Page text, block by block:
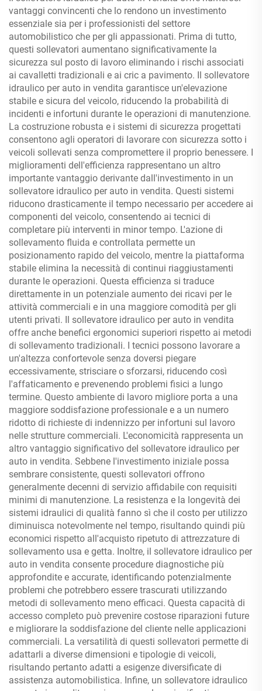
vantaggi convincenti che lo rendono un investimento
essenziale sia per i professionisti del settore
automobilistico che per gli appassionati. Prima di tutto,
questi sollevatori aumentano significativamente la
sicurezza sul posto di lavoro eliminando i rischi associati
ai cavalletti tradizionali e ai cric a pavimento. Il sollevatore
idraulico per auto in vendita garantisce un'elevazione
stabile e sicura del veicolo, riducendo la probabilità di
incidenti e infortuni durante le operazioni di manutenzione.
La costruzione robusta e i sistemi di sicurezza progettati
consentono agli operatori di lavorare con sicurezza sotto i
veicoli sollevati senza compromettere il proprio benessere. I
miglioramenti dell'efficienza rappresentano un altro
importante vantaggio derivante dall'investimento in un
sollevatore idraulico per auto in vendita. Questi sistemi
riducono drasticamente il tempo necessario per accedere ai
componenti del veicolo, consentendo ai tecnici di
completare più interventi in minor tempo. L'azione di
sollevamento fluida e controllata permette un
posizionamento rapido del veicolo, mentre la piattaforma
stabile elimina la necessità di continui riaggiustamenti
durante le operazioni. Questa efficienza si traduce
direttamente in un potenziale aumento dei ricavi per le
attività commerciali e in una maggiore comodità per gli
utenti privati. Il sollevatore idraulico per auto in vendita
offre anche benefici ergonomici superiori rispetto ai metodi
di sollevamento tradizionali. I tecnici possono lavorare a
un'altezza confortevole senza doversi piegare
eccessivamente, strisciare o sforzarsi, riducendo così
l'affaticamento e prevenendo problemi fisici a lungo
termine. Questo ambiente di lavoro migliore porta a una
maggiore soddisfazione professionale e a un numero
ridotto di richieste di indennizzo per infortuni sul lavoro
nelle strutture commerciali. L'economicità rappresenta un
altro vantaggio significativo del sollevatore idraulico per
auto in vendita. Sebbene l'investimento iniziale possa
sembrare consistente, questi sollevatori offrono
generalmente decenni di servizio affidabile con requisiti
minimi di manutenzione. La resistenza e la longevità dei
sistemi idraulici di qualità fanno sì che il costo per utilizzo
diminuisca notevolmente nel tempo, risultando quindi più
economici rispetto all'acquisto ripetuto di attrezzature di
sollevamento usa e getta. Inoltre, il sollevatore idraulico per
auto in vendita consente procedure diagnostiche più
approfondite e accurate, identificando potenzialmente
problemi che potrebbero essere trascurati utilizzando
metodi di sollevamento meno efficaci. Questa capacità di
accesso completo può prevenire costose riparazioni future
e migliorare la soddisfazione del cliente nelle applicazioni
commerciali. La versatilità di questi sollevatori permette di
adattarli a diverse dimensioni e tipologie di veicoli,
risultando pertanto adatti a esigenze diversificate di
assistenza automobilistica. Infine, un sollevatore idraulico